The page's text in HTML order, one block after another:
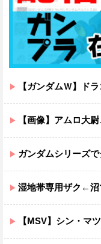
【ガンダムＷ】ドラゴンハン
【画像】アムロ大尉、シャ
ガンダムシリーズでダン
湿地帯専用ザク←沼でし
【MSV】シン・マ